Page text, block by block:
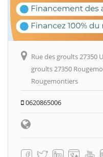
Rue des groults 27350
groults 27350
Rougemontiers
0620865006